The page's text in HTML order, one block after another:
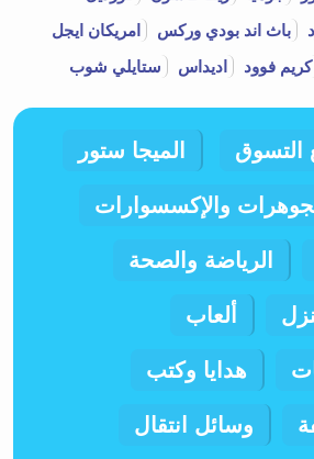
باث اند بودي وركس
امريكان ايجل
كريم فوود اديداس ستايلي شوب
التسوق الميجا ستور
والإكسسوارات
الرياضة والصحة
ألعاب
هدايا وكتب
وسائل انتقال